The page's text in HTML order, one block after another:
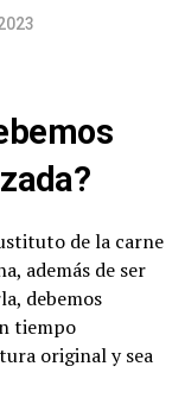
de la carne
además de ser
debemos
tiempo
original y sea